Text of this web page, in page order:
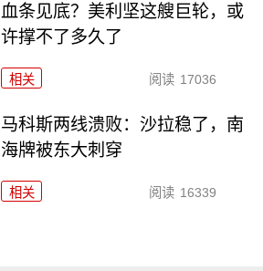
血条见底？美利坚这艘巨轮，或
许撑不了多久了
相关 阅读 17036
马科斯两线溃败：沙拉稳了，南
海牌被东大刺穿
相关 阅读 16339